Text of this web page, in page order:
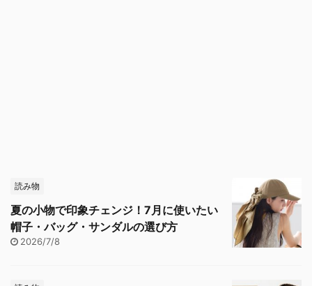
読み物
夏の小物で印象チェンジ！7月に使いたい
帽子・バッグ・サンダルの選び方
2026/7/8